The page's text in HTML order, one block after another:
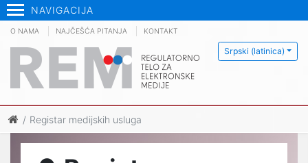
NAVIGACIJA
Srpski (latinica)
O NAMA NAJČEŠĆA PITANJA KONTAKT
Registar medijskih usluga